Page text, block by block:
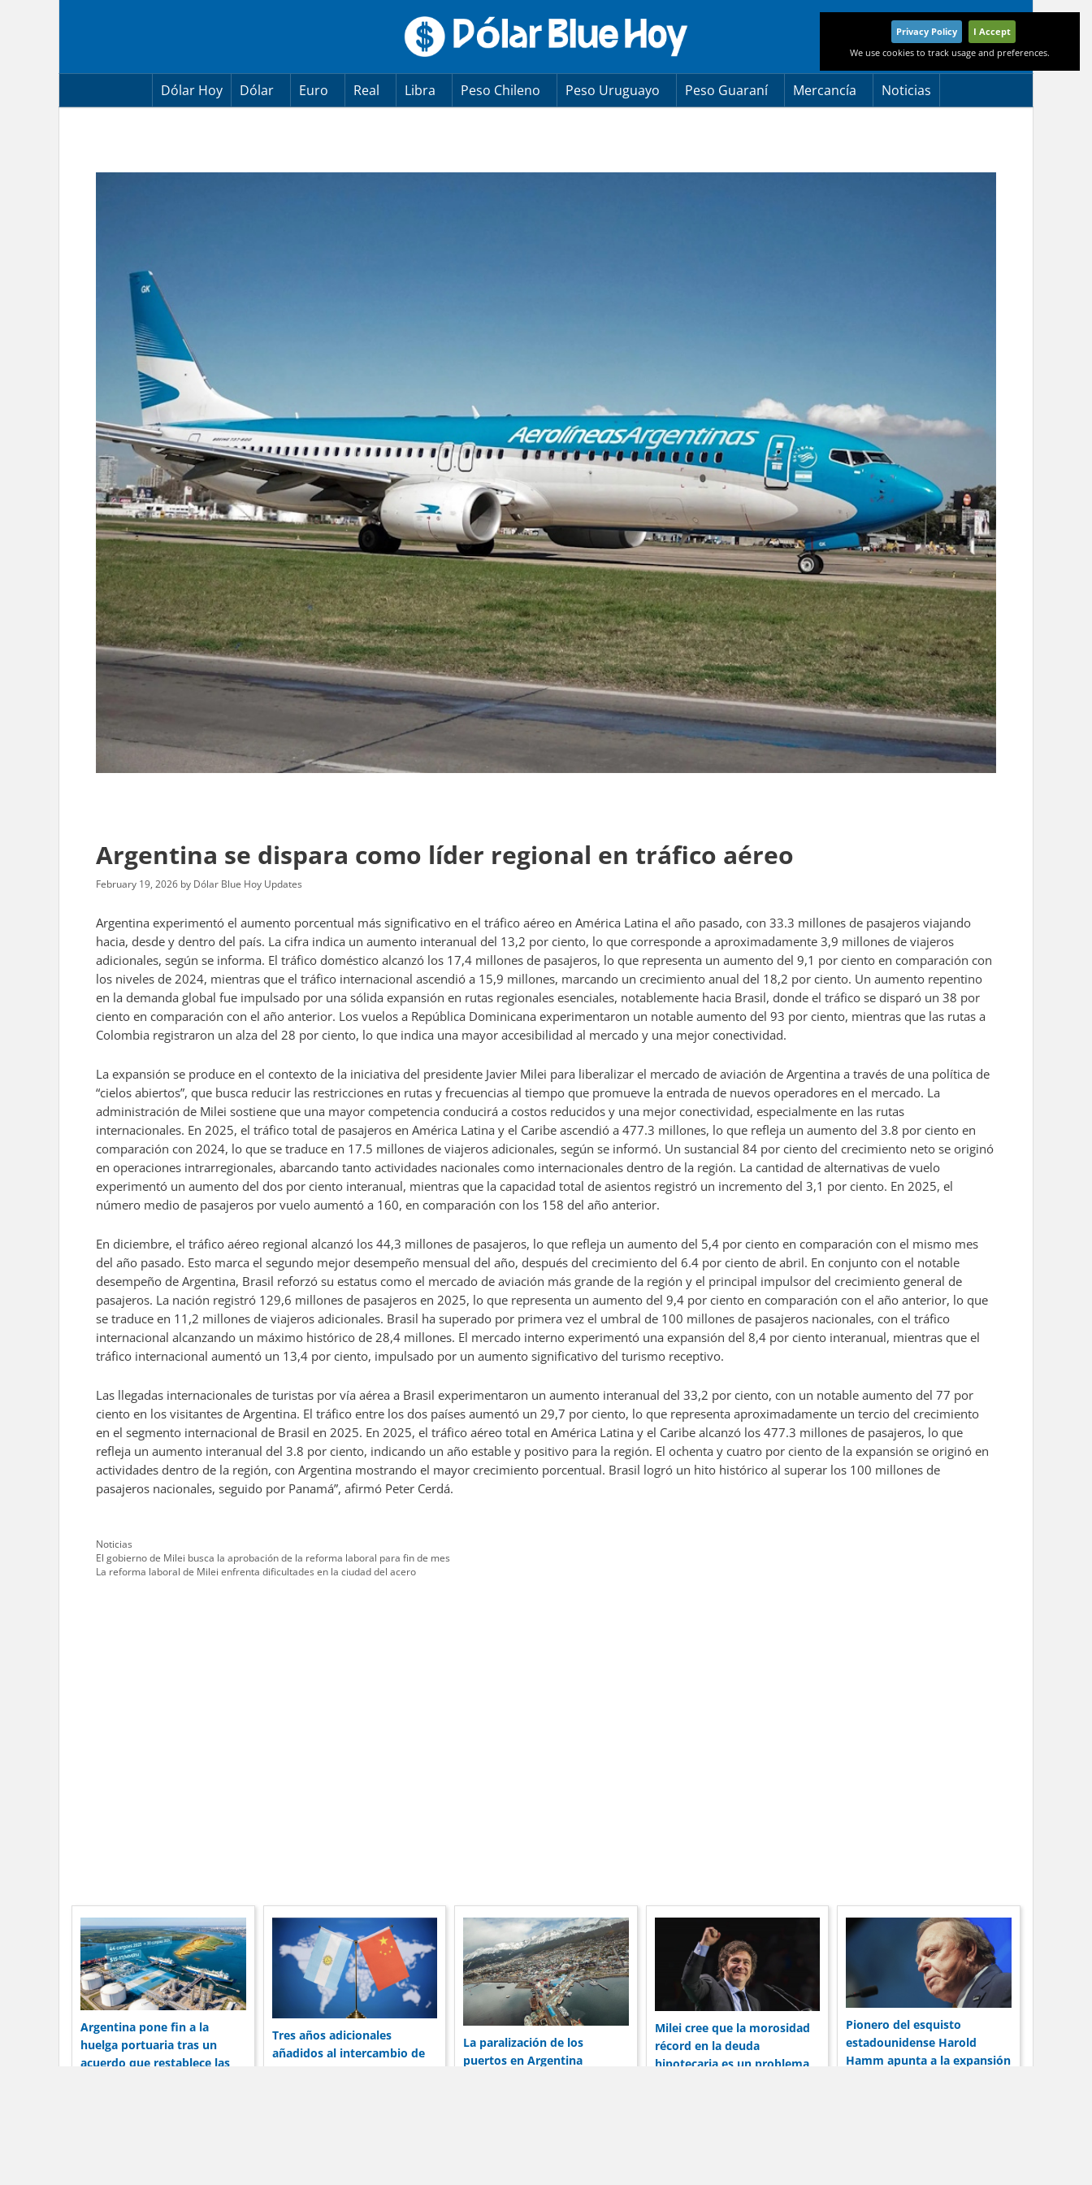
Dólar Hoy Dólar Euro Real Libra Peso Chileno Peso Uruguayo Peso Guaraní Mercancía Noticias
Argentina se dispara como líder regional en tráfico aéreo
February 19, 2026 by Dólar Blue Hoy Updates
Argentina experimentó el aumento porcentual más significativo en el tráfico aéreo en América Latina el año pasado, con 33.3 millones de pasajeros viajando
hacia, desde y dentro del país. La cifra indica un aumento interanual del 13,2 por ciento, lo que corresponde a aproximadamente 3,9 millones de viajeros
adicionales, según se informa. El tráfico doméstico alcanzó los 17,4 millones de pasajeros, lo que representa un aumento del 9,1 por ciento en comparación con
los niveles de 2024, mientras que el tráfico internacional ascendió a 15,9 millones, marcando un crecimiento anual del 18,2 por ciento. Un aumento repentino
en la demanda global fue impulsado por una sólida expansión en rutas regionales esenciales, notablemente hacia Brasil, donde el tráfico se disparó un 38 por
ciento en comparación con el año anterior. Los vuelos a República Dominicana experimentaron un notable aumento del 93 por ciento, mientras que las rutas a
Colombia registraron un alza del 28 por ciento, lo que indica una mayor accesibilidad al mercado y una mejor conectividad.
La expansión se produce en el contexto de la iniciativa del presidente Javier Milei para liberalizar el mercado de aviación de Argentina a través de una política de
“cielos abiertos”, que busca reducir las restricciones en rutas y frecuencias al tiempo que promueve la entrada de nuevos operadores en el mercado. La
administración de Milei sostiene que una mayor competencia conducirá a costos reducidos y una mejor conectividad, especialmente en las rutas
internacionales. En 2025, el tráfico total de pasajeros en América Latina y el Caribe ascendió a 477.3 millones, lo que refleja un aumento del 3.8 por ciento en
comparación con 2024, lo que se traduce en 17.5 millones de viajeros adicionales, según se informó. Un sustancial 84 por ciento del crecimiento neto se originó
en operaciones intrarregionales, abarcando tanto actividades nacionales como internacionales dentro de la región. La cantidad de alternativas de vuelo
experimentó un aumento del dos por ciento interanual, mientras que la capacidad total de asientos registró un incremento del 3,1 por ciento. En 2025, el
número medio de pasajeros por vuelo aumentó a 160, en comparación con los 158 del año anterior.
En diciembre, el tráfico aéreo regional alcanzó los 44,3 millones de pasajeros, lo que refleja un aumento del 5,4 por ciento en comparación con el mismo mes
del año pasado. Esto marca el segundo mejor desempeño mensual del año, después del crecimiento del 6.4 por ciento de abril. En conjunto con el notable
desempeño de Argentina, Brasil reforzó su estatus como el mercado de aviación más grande de la región y el principal impulsor del crecimiento general de
pasajeros. La nación registró 129,6 millones de pasajeros en 2025, lo que representa un aumento del 9,4 por ciento en comparación con el año anterior, lo que
se traduce en 11,2 millones de viajeros adicionales. Brasil ha superado por primera vez el umbral de 100 millones de pasajeros nacionales, con el tráfico
internacional alcanzando un máximo histórico de 28,4 millones. El mercado interno experimentó una expansión del 8,4 por ciento interanual, mientras que el
tráfico internacional aumentó un 13,4 por ciento, impulsado por un aumento significativo del turismo receptivo.
Las llegadas internacionales de turistas por vía aérea a Brasil experimentaron un aumento interanual del 33,2 por ciento, con un notable aumento del 77 por
ciento en los visitantes de Argentina. El tráfico entre los dos países aumentó un 29,7 por ciento, lo que representa aproximadamente un tercio del crecimiento
en el segmento internacional de Brasil en 2025. En 2025, el tráfico aéreo total en América Latina y el Caribe alcanzó los 477.3 millones de pasajeros, lo que
refleja un aumento interanual del 3.8 por ciento, indicando un año estable y positivo para la región. El ochenta y cuatro por ciento de la expansión se originó en
actividades dentro de la región, con Argentina mostrando el mayor crecimiento porcentual. Brasil logró un hito histórico al superar los 100 millones de
pasajeros nacionales, seguido por Panamá”, afirmó Peter Cerdá.
Categories
Noticias
El gobierno de Milei busca la aprobación de la reforma laboral para fin de mes
La reforma laboral de Milei enfrenta dificultades en la ciudad del acero
Argentina pone fin a la
huelga portuaria tras un
acuerdo que restablece las
Tres años adicionales
añadidos al intercambio de
La paralización de los
puertos en Argentina
Milei cree que la morosidad
récord en la deuda
hipotecaria es un problema
Pionero del esquisto
estadounidense Harold
Hamm apunta a la expansión
Privacy Policy
I Accept
We use cookies to track usage and preferences.